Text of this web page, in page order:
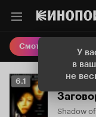
У
в
не
Смотреть кино
Рейтинг
Кинопоиска
6.1
6.1
Shadow